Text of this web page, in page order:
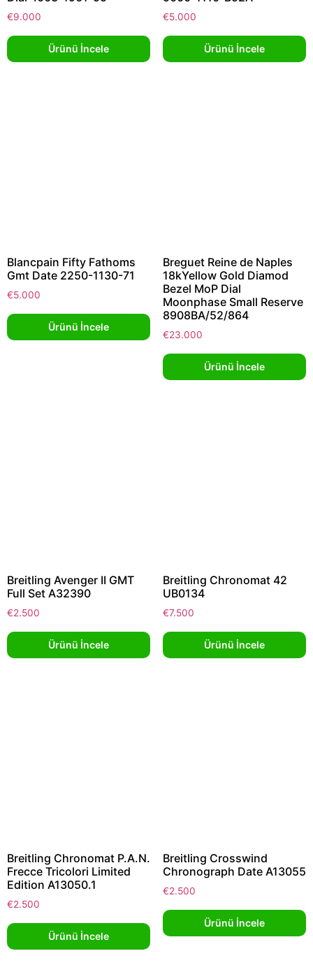
€9.000
Ürünü İncele
€5.000
Ürünü İncele
Blancpain Fifty Fathoms
Gmt Date 2250-1130-71
€5.000
Ürünü İncele
Breguet Reine de Naples
18kYellow Gold Diamod
Bezel MoP Dial
Moonphase Small Reserve
8908BA/52/864
€23.000
Ürünü İncele
Breitling Avenger II GMT
Full Set A32390
€2.500
Ürünü İncele
Breitling Chronomat 42
UB0134
€7.500
Ürünü İncele
Breitling Chronomat P.A.N.
Frecce Tricolori Limited
Edition A13050.1
€2.500
Ürünü İncele
Breitling Crosswind
Chronograph Date A13055
€2.500
Ürünü İncele